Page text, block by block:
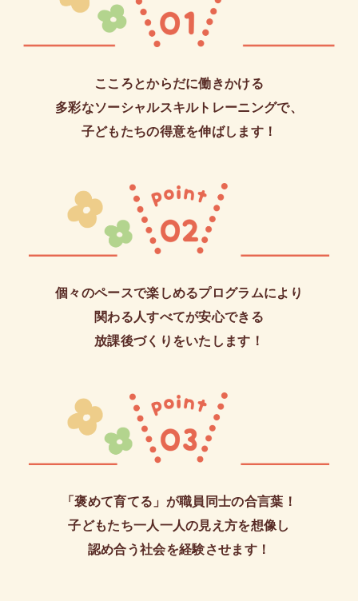
こころとからだに働きかける
多彩なソーシャルスキルトレーニングで、
子どもたちの得意を伸ばします！
個々のペースで楽しめるプログラムにより
関わる人すべてが安心できる
放課後づくりをいたします！
「褒めて育てる」が職員同士の合言葉！
子どもたち一人一人の見え方を想像し
認め合う社会を経験させます！